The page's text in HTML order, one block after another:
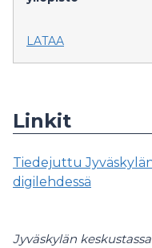
LATAA
Linkit
Tiedejuttu
digilehdessä
Jyväskylän